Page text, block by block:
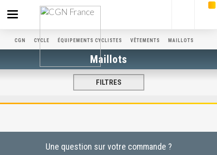
Toggle
navigation
CGN CYCLE ÉQUIPEMENTS CYCLISTES VÊTEMENTS MAILLOTS
Maillots
FILTRES
Une question sur votre commande ?